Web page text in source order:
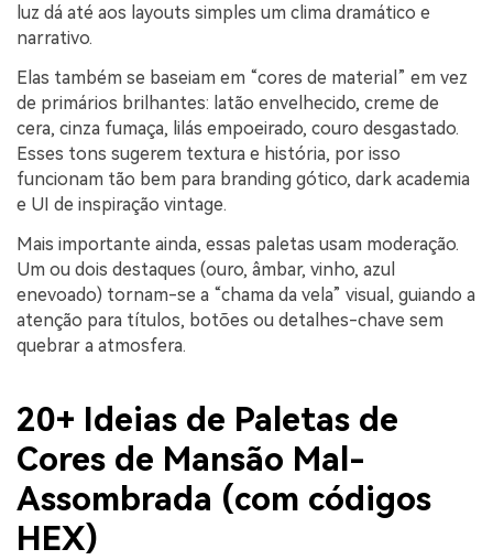
luz dá até aos layouts simples um clima dramático e
narrativo.
Elas também se baseiam em “cores de material” em vez
de primários brilhantes: latão envelhecido, creme de
cera, cinza fumaça, lilás empoeirado, couro desgastado.
Esses tons sugerem textura e história, por isso
funcionam tão bem para branding gótico, dark academia
e UI de inspiração vintage.
Mais importante ainda, essas paletas usam moderação.
Um ou dois destaques (ouro, âmbar, vinho, azul
enevoado) tornam-se a “chama da vela” visual, guiando a
atenção para títulos, botões ou detalhes-chave sem
quebrar a atmosfera.
20+ Ideias de Paletas de
Cores de Mansão Mal-
Assombrada (com códigos
HEX)